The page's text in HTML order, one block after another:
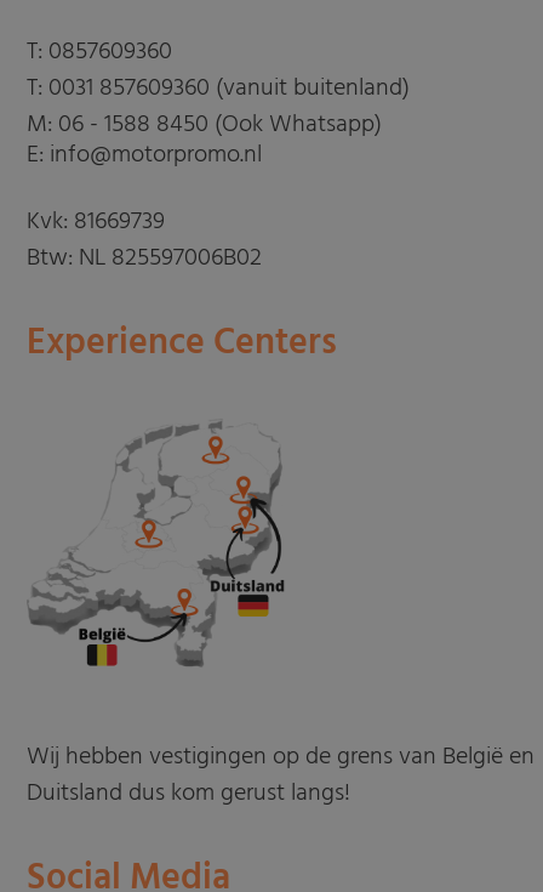
T: 0857609360
T: 0031 857609360 (vanuit buitenland)
M: 06 - 1588 8450 (Ook Whatsapp)
E: info@motorpromo.nl
Kvk: 81669739
Btw: NL 825597006B02
Experience Centers
Wij hebben vestigingen op de grens van België en
Duitsland dus kom gerust langs!
Social Media